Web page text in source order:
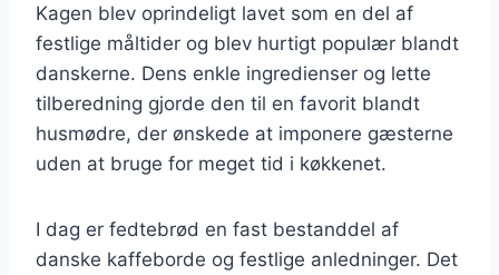
Kagen blev oprindeligt lavet som en del af
festlige måltider og blev hurtigt populær blandt
danskerne. Dens enkle ingredienser og lette
tilberedning gjorde den til en favorit blandt
husmødre, der ønskede at imponere gæsterne
uden at bruge for meget tid i køkkenet.
I dag er fedtebrød en fast bestanddel af
danske kaffeborde og festlige anledninger. Det